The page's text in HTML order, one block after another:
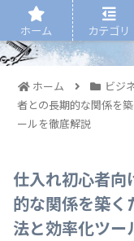
ホーム ビジ
者との長期的な関係を
ールを徹底解説
仕入れ初心者向
的な関係を築く
法と効率化ツー
ホーム カテゴリ